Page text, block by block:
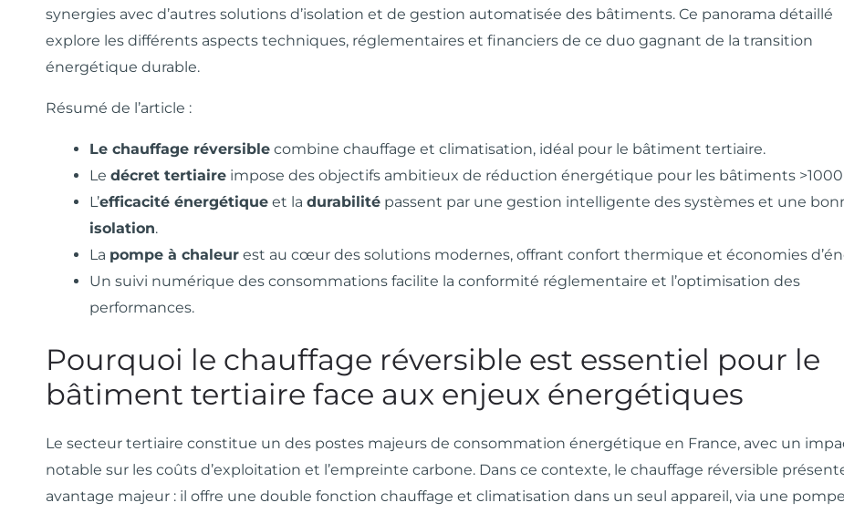
synergies avec d’autres solutions d’isolation et de gestion automatisée des bâtiments. Ce panorama détaillé
explore les différents aspects techniques, réglementaires et financiers de ce duo gagnant de la transition
énergétique durable.
Résumé de l’article :
Le chauffage réversible combine chauffage et climatisation, idéal pour le bâtiment tertiaire.
Le décret tertiaire impose des objectifs ambitieux de réduction énergétique pour les bâtiments >1000
L’efficacité énergétique et la durabilité passent par une gestion intelligente des systèmes et une
isolation.
La pompe à chaleur est au cœur des solutions modernes, offrant confort thermique et économies
Un suivi numérique des consommations facilite la conformité réglementaire et l’optimisation des
performances.
Pourquoi le chauffage réversible est essentiel pour le
bâtiment tertiaire face aux enjeux énergétiques
Le secteur tertiaire constitue un des postes majeurs de consommation énergétique en France, avec un
notable sur les coûts d’exploitation et l’empreinte carbone. Dans ce contexte, le chauffage réversible
avantage majeur : il offre une double fonction chauffage et climatisation dans un seul appareil, via une